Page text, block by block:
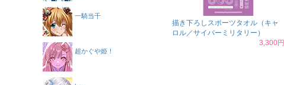
描き下ろしスポーツタオル（キャ
ロル／サイバーミリタリー）
3,300円
一騎当千
超かぐや姫！